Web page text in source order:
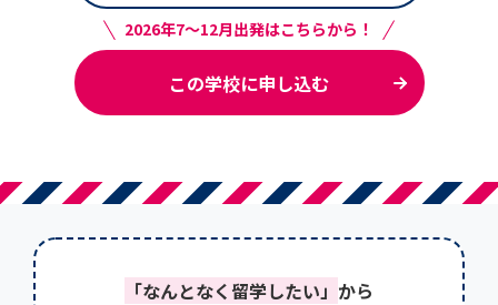
2026年7～12月出発はこちらから！
この学校に申し込む
「なんとなく留学したい」 から